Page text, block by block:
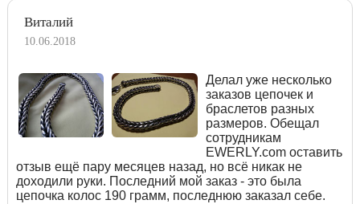
Виталий
10.06.2018
Делал уже несколько
заказов цепочек и
браслетов разных
размеров. Обещал
сотрудникам
EWERLY.com оставить
отзыв ещё пару месяцев назад, но всё никак не
доходили руки. Последний мой заказ - это была
цепочка колос 190 грамм, последнюю заказал себе.